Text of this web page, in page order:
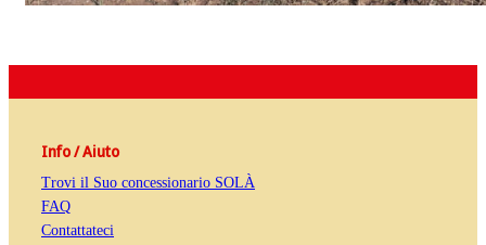
Info / Aiuto
Trovi il Suo concessionario SOLÀ
FAQ
Contattateci